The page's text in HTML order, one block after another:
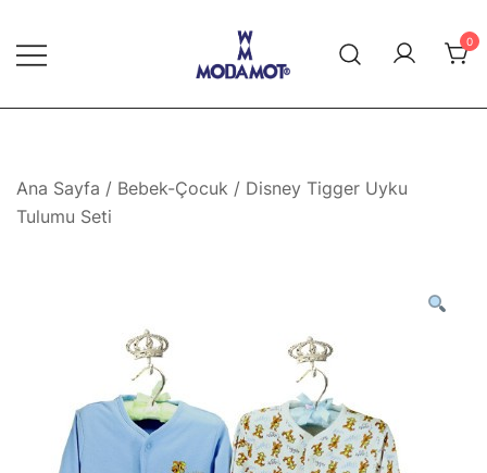
content
Modamot E-Ticaret
0
Ana Sayfa / Bebek-Çocuk / Disney Tigger Uyku
Tulumu Seti